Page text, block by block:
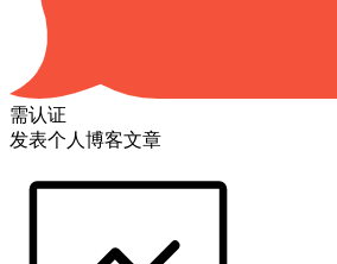
需认证
发表个人博客文章